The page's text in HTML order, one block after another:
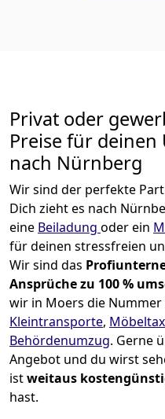
Privat oder
Preise für deinen
nach Nürnberg
Wir sind der perfekte
Dich zieht es nach
eine Beiladung oder ein
für deinen stressfreien
Wir sind das
Ansprüche zu 100 %
wir in Moers die Nummer
Kleintransporte,
Behördenumzug. Gerne
Angebot und du wirst
istweitaus
hast.